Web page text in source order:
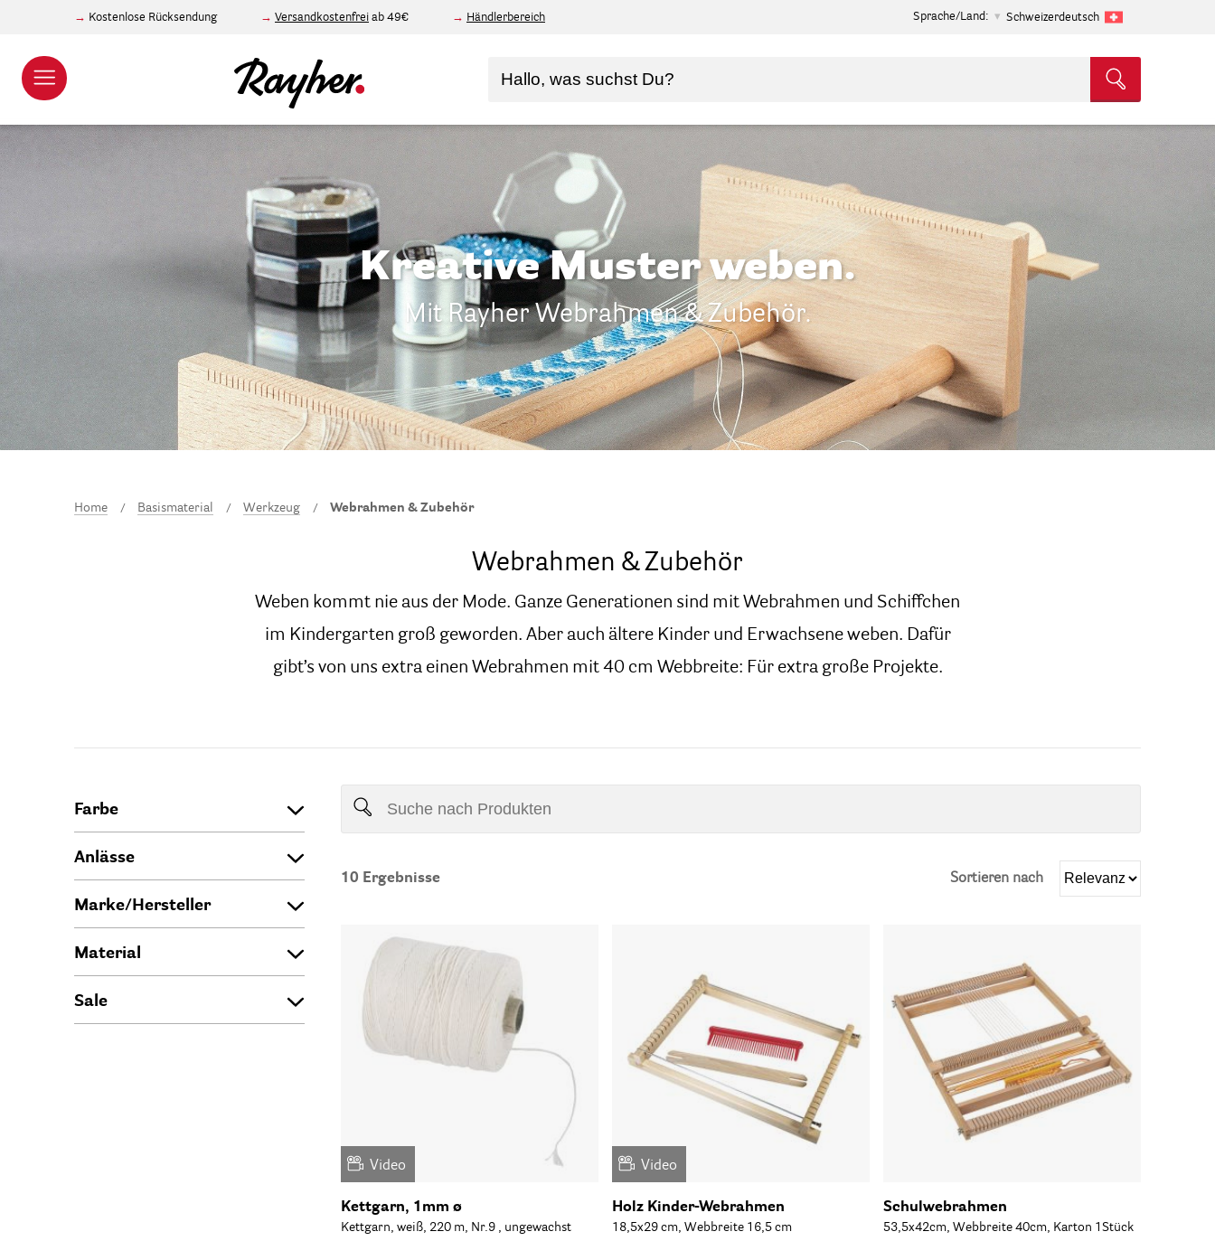
Kostenlose Rücksendung Versandkostenfrei ab 49€ Händlerbereich Sprache/Land: Schweizerdeutsch
Kreative Muster weben.
Mit Rayher Webrahmen & Zubehör.
Home Basismaterial Werkzeug Webrahmen & Zubehör
Webrahmen & Zubehör
Weben kommt nie aus der Mode. Ganze Generationen sind mit Webrahmen und Schiffchen
im Kindergarten groß geworden. Aber auch ältere Kinder und Erwachsene weben. Dafür
gibt’s von uns extra einen Webrahmen mit 40 cm Webbreite: Für extra große Projekte.
Farbe
Anlässe
Marke/Hersteller
Material
Sale
10 Ergebnisse Sortieren nach
Video
Kettgarn, 1mm ø
Kettgarn, weiß, 220 m, Nr.9 , ungewachst
Video
Holz Kinder-Webrahmen
18,5x29 cm, Webbreite 16,5 cm
Schulwebrahmen
53,5x42cm, Webbreite 40cm, Karton 1Stück